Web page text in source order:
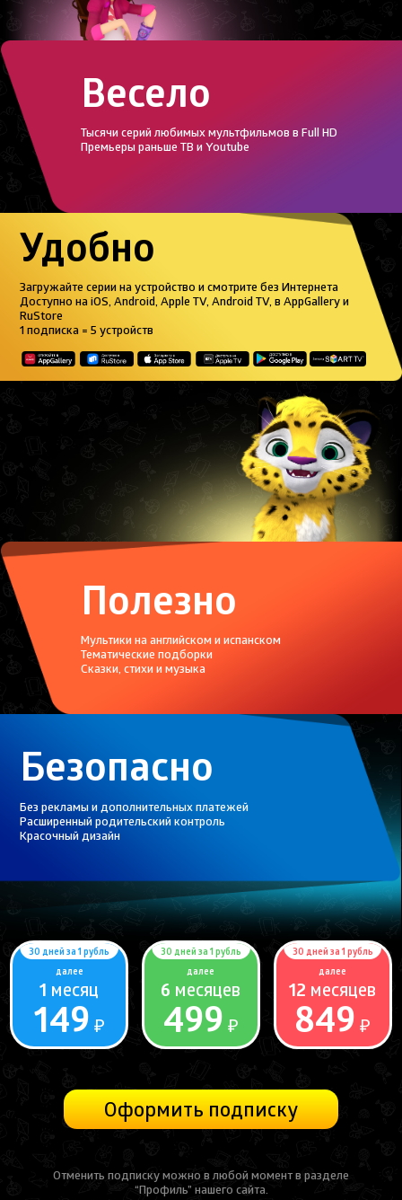
Весело
Тысячи серий любимых мультфильмов в Full HD
Премьеры раньше ТВ и Youtube
Удобно
Загружайте серии на устройство и смотрите без Интернета
Доступно на iOS, Android, Apple TV, Android TV, в AppGallery и
RuStore
1 подписка = 5 устройств
Полезно
Мультики на английском и испанском
Тематические подборки
Сказки, стихи и музыка
Безопасно
Без рекламы и дополнительных платежей
Расширенный родительский контроль
Красочный дизайн
30 дней за 1 рубль
далее
1 месяц
149 ₽
30 дней за 1 рубль
далее
6 месяцев
499 ₽
30 дней за 1 рубль
далее
12 месяцев
849 ₽
Оформить подписку
Отменить подписку можно в любой момент в разделе
“Профиль” нашего сайта.